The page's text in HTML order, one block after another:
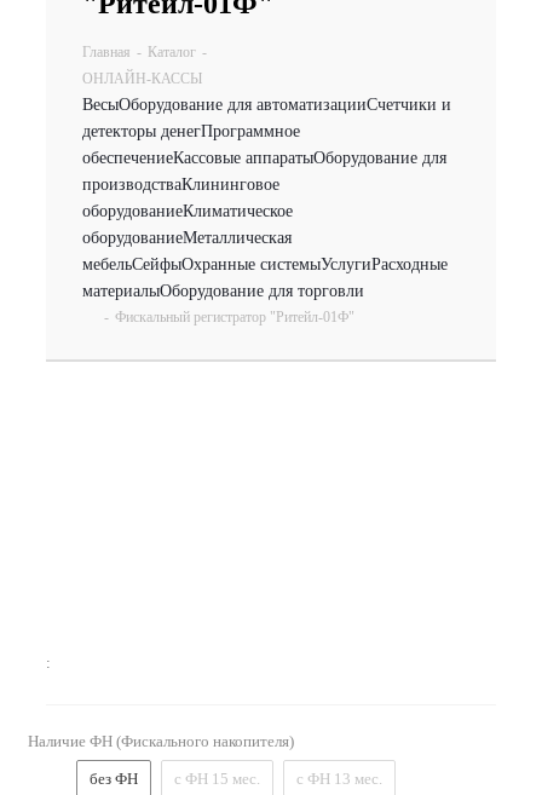
Главная - Каталог -
ОНЛАЙН-КАССЫ
ВесыОборудование для автоматизацииСчетчики и
детекторы денегПрограммное
обеспечениеКассовые аппаратыОборудование для
производстваКлининговое
оборудованиеКлиматическое
оборудованиеМеталлическая
мебельСейфыОхранные системыУслугиРасходные
материалыОборудование для торговли
- Фискальный регистратор "Ритейл-01Ф"
:
Наличие ФН (Фискального накопителя)
без ФН с ФН 15 мес. с ФН 13 мес.